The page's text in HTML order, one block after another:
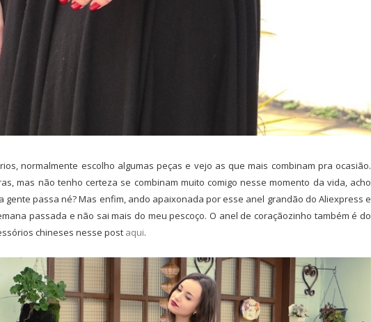
normalmente escolho algumas peças e vejo as que mais combinam pra ocasião.
mas não tenho certeza se combinam muito comigo nesse momento da vida, acho
passa né? Mas enfim, ando apaixonada por esse anel grandão do Aliexpress e
passada e não sai mais do meu pescoço. O anel de coraçãozinho também é do
chineses nesse post aqui.